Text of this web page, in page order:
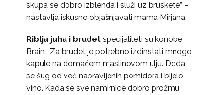
skupa se dobro izblenda i služi uz bruskete” –
nastavlja iskusno objašnjavati mama Mirjana.
Riblja juha i brudet specijaliteti su konobe
Brain. Za brudet je potrebno izdinstati mnogo
kapule na domaćem maslinovom ulju. Doda
se šug od već napravljenih pomidora i bijelo
vino. Kada se sve namirnice dobro prožmu